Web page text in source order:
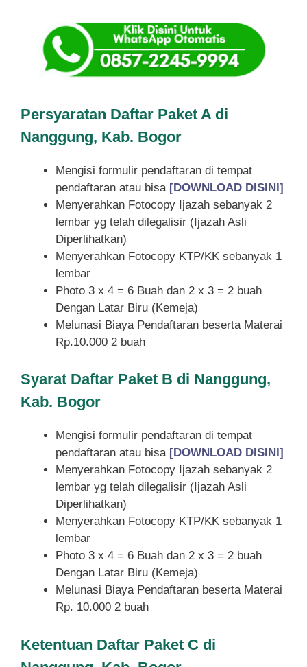
Persyaratan Daftar Paket A di
Nanggung, Kab. Bogor
Mengisi formulir pendaftaran di tempat
pendaftaran atau bisa [DOWNLOAD DISINI]
Menyerahkan Fotocopy Ijazah sebanyak 2
lembar yg telah dilegalisir (Ijazah Asli
Diperlihatkan)
Menyerahkan Fotocopy KTP/KK sebanyak 1
lembar
Photo 3 x 4 = 6 Buah dan 2 x 3 = 2 buah
Dengan Latar Biru (Kemeja)
Melunasi Biaya Pendaftaran beserta Materai
Rp.10.000 2 buah
Syarat Daftar Paket B di Nanggung,
Kab. Bogor
Mengisi formulir pendaftaran di tempat
pendaftaran atau bisa [DOWNLOAD DISINI]
Menyerahkan Fotocopy Ijazah sebanyak 2
lembar yg telah dilegalisir (Ijazah Asli
Diperlihatkan)
Menyerahkan Fotocopy KTP/KK sebanyak 1
lembar
Photo 3 x 4 = 6 Buah dan 2 x 3 = 2 buah
Dengan Latar Biru (Kemeja)
Melunasi Biaya Pendaftaran beserta Materai
Rp. 10.000 2 buah
Ketentuan Daftar Paket C di